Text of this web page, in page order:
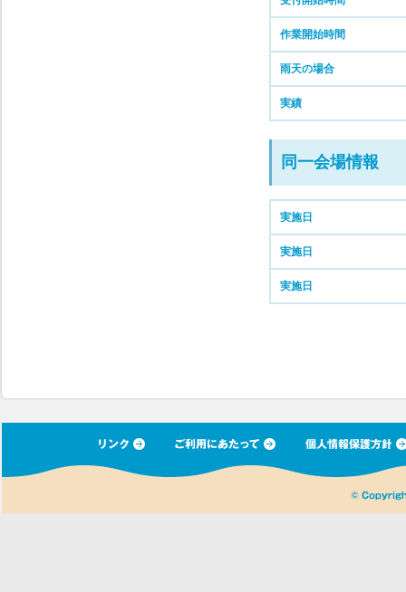
作業開始時間
雨天の場合
実績
同一会場情報
実施日
実施日
実施日